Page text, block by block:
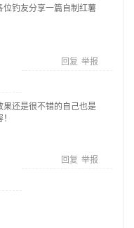
钓友分享一篇自制红薯
回复 举报
还是很不错的自己也是
回复 举报